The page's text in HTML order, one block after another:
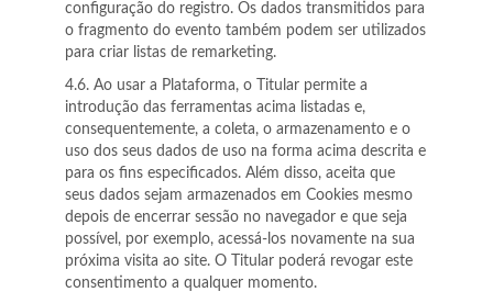
configuração do registro. Os dados transmitidos para
o fragmento do evento também podem ser utilizados
para criar listas de remarketing.
4.6. Ao usar a Plataforma, o Titular permite a
introdução das ferramentas acima listadas e,
consequentemente, a coleta, o armazenamento e o
uso dos seus dados de uso na forma acima descrita e
para os fins especificados. Além disso, aceita que
seus dados sejam armazenados em Cookies mesmo
depois de encerrar sessão no navegador e que seja
possível, por exemplo, acessá-los novamente na sua
próxima visita ao site. O Titular poderá revogar este
consentimento a qualquer momento.